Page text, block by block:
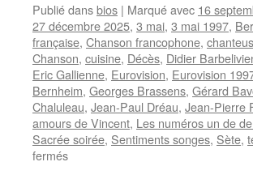
Publié dansbios | Marqué avec 16
27 décembre 2025, 3 mai, 3 mai 1997,
française, Chanson francophone,
Chanson, cuisine, Décès, Didier
Eric Gallienne, Eurovision, Eurovision
Bernheim, Georges Brassens, Gérard
Chaluleau, Jean-Paul Dréau, Jean-Pierre
amours de Vincent, Les numéros un de
Sacrée soirée, Sentiments songes, Sète,
ferméssur